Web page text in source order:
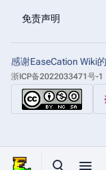
免责声明
感谢EaseCation Wiki
浙ICP备2022033471号-1